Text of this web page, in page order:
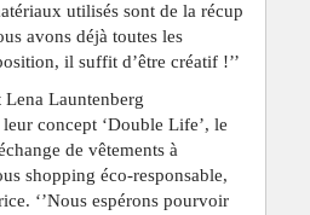
utilisés sont de la récup
avons déjà toutes les
il suffit d’être créatif !’’
Lena Launtenberg
concept ‘Double Life’, le
de vêtements à
shopping éco-responsable,
‘’Nous espérons pourvoir